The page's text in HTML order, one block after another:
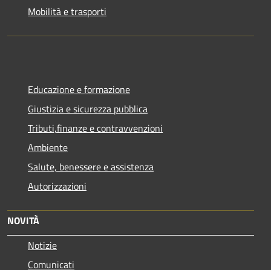
Mobilità e trasporti
Educazione e formazione
Giustizia e sicurezza pubblica
Tributi,finanze e contravvenzioni
Ambiente
Salute, benessere e assistenza
Autorizzazioni
NOVITÀ
Notizie
Comunicati